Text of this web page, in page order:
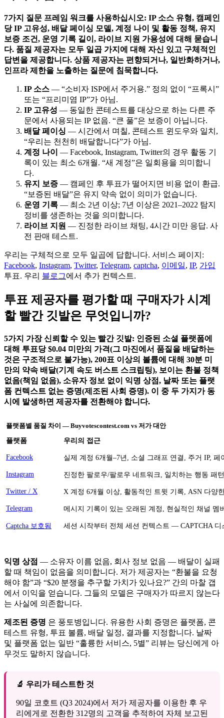
7가지 질문 프레임 워크를 사용하십시오: IP 소스 유형, 캠페인
당 IP 고유성, 배달 페이싱 모델, 계정 나이 및 활동 정책, 유지
보증 조건, 운영 기록 길이, 라이브 지원 가용성에 대해 묻습니
다. 품질 제공자는 모두 일곱 가지에 대해 자신 있고 구체적인
답변을 제공합니다. 상품 제공자는 편향되거나, 일반화하거나,
인프라 제한을 노출하는 질문에 침묵합니다.
IP 소스 — “소비자 ISP에서 주거용.” 정의 없이 “프록시”
또는 “프리미염 IP”가 아님.
IP 고유성 — 동일한 콘테스트를 대상으로 하는 다른 주
문에서 사용되는 IP 없음. “큰 풀”은 보증이 아닙니다.
배달 페이싱 — 시간에서 며칠, 콘테스트 윈도우와 일치,
“우리는 천천히 배달합니다”가 아님.
계정 나이 — Facebook, Instagram, Twitter의 경우 활동 기
록이 있는 최소 6개월. “새 계정”은 일회용을 의미합니
다.
유지 보증 — 캠페인 후 투표가 떨어지면 비용 없이 환급.
“보증된 배달”은 유지 약속 없이 의미가 없습니다.
운영 기록 — 최소 2년 이상; 7년 이상은 2021–2022 탐지
정비를 생존하는 것을 의미합니다.
라이브 지원 — 진정한 라이브 채팅, 4시간 미만 응답. 사
전 판매 테스트.
우리는 구체적으로 모두 일곱에 답합니다. 서비스 페이지:
Facebook, Instagram, Twitter, Telegram, captcha, 이메일, IP, 가입
투표. 우리 블로그에서 추가 컨텍스트.
투표 제공자를 평가할 때 구매자가 시계
할 빨간 깃발은 무엇입니까?
5가지 가장 신뢰할 수 있는 빨간 깃발: 인증된 소셜 플랫폼에
대해 투표당 $0.04 미만의 가격(그 마진에서 품질을 배달하는
것은 구조적으로 불가능), 200표 이상의 볼륨에 대해 30분 미
만의 약속 배달(기계 속도 버스트 스크립팅), 보이는 환불 정책
없음(책임 없음), 소유자 정보 없이 익명 상점, 날짜 또는 플랫
폼 컨텍스트 없는 증명(제조된 사회 증명). 이 중 두 가지가 동
시에 발생하면 제공자를 전환해야 합니다.
플랫폼별 품질 차이 — Buyvotescontest.com vs 저가 대안
플랫폼 우리의 접근
Facebook 실제 계정 6개월–7년, 소셜 그래프 연결, 주거 IP, 페
Instagram 진정한 팔로우/팔로우 네트워크, 일치하는 행동 패
Twitter / X X 계정 6개월 이상, 활동적인 트윗 기록, ASN 다양
Telegram 메시지 기록이 있는 오래된 계정, 현실적인 채널 멤
Captcha 보호됨 세션 시작부터 전체 세션 컨텍스트 — CAPTCHA 디
익명 상점 — 소유자 이름 없음, 회사 정보 없음 — 배달이 실패
할 때 책임이 없음을 의미합니다. 저가 제공자는 “환불을 요청
해야 함”과 “$20 분쟁을 추구할 가치가 있나요?” 간의 마찰 갭
에서 이익을 얻습니다. 그들의 모델은 구매자가 따르지 않는다
는 사실에 의존합니다.
제조된 증명 은 풍토병입니다. 유용한 사회 증명은 플랫폼, 콘
테스트 유형, 투표 볼륨, 배달 일정, 결과를 지정합니다. 날짜
및 플랫폼 없는 일반 “훌륭한 서비스, 5별” 리뷰는 당신에게 아
무것도 말하지 않습니다.
🔬 우리가 테스트한 것
90일 코호트 (Q3 2024)에서 저가 제공자를 이용한 후 우
리에게로 전환한 312명의 고객을 추적하여 자체 보고된